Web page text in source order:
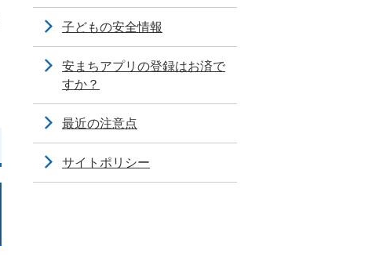
子どもの安全情報
安まちアプリの登録はお済で
すか？
最近の注意点
サイトポリシー